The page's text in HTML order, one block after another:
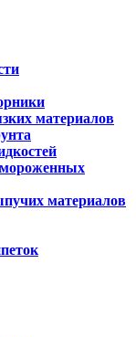
материалов
материалов